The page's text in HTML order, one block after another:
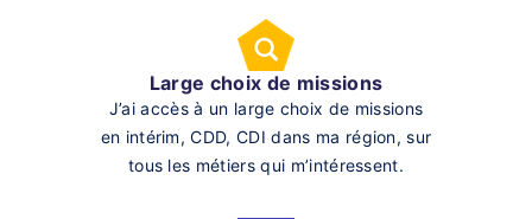
Large choix de missions
J’ai accès à un large choix de missions
en intérim, CDD, CDI dans ma région, sur
tous les métiers qui m’intéressent.